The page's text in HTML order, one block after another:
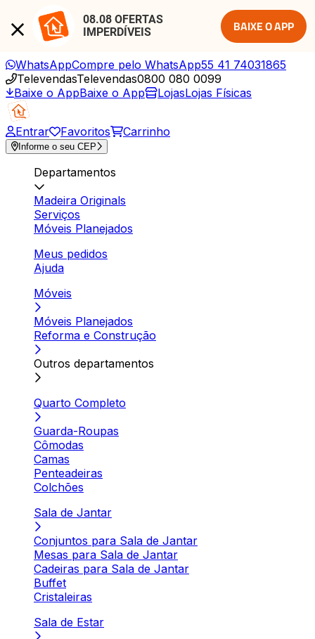
08.08 OFERTAS
IMPERDÍVEIS
BAIXE O APP
WhatsAppCompre pelo WhatsApp55 41 74031865
TelevendasTelevendas0800 080 0099
Baixe o AppBaixe o App LojasLojas Físicas
Entrar Favoritos Carrinho
Informe o seu CEP
Departamentos
Madeira Originals
Serviços
Móveis Planejados
Meus pedidos
Ajuda
Móveis
Móveis Planejados
Reforma e Construção
Outros departamentos
Quarto Completo
Guarda-Roupas
Cômodas
Camas
Penteadeiras
Colchões
Sala de Jantar
Conjuntos para Sala de Jantar
Mesas para Sala de Jantar
Cadeiras para Sala de Jantar
Buffet
Cristaleiras
Sala de Estar